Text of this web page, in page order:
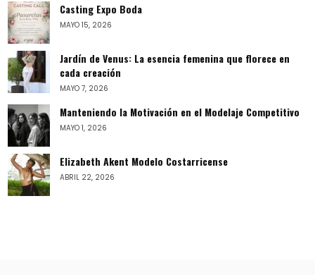
Casting Expo Boda
MAYO 15, 2026
Jardín de Venus: La esencia femenina que florece en
cada creación
MAYO 7, 2026
Manteniendo la Motivación en el Modelaje Competitivo
MAYO 1, 2026
Elizabeth Akent Modelo Costarricense
ABRIL 22, 2026